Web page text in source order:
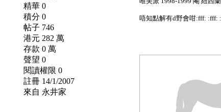
精華 0
積分 0
帖子 746
港元 282 萬
存款 0 萬
聲望 0
閱讀權限 0
註冊 14/1/2007
來自 永井家
唔知點解有d野會咁:fff: